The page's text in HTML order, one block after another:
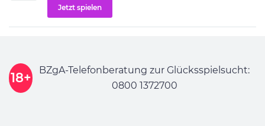
Jetzt spielen
18+
BZgA-Telefonberatung zur Glücksspielsucht:
0800 1372700